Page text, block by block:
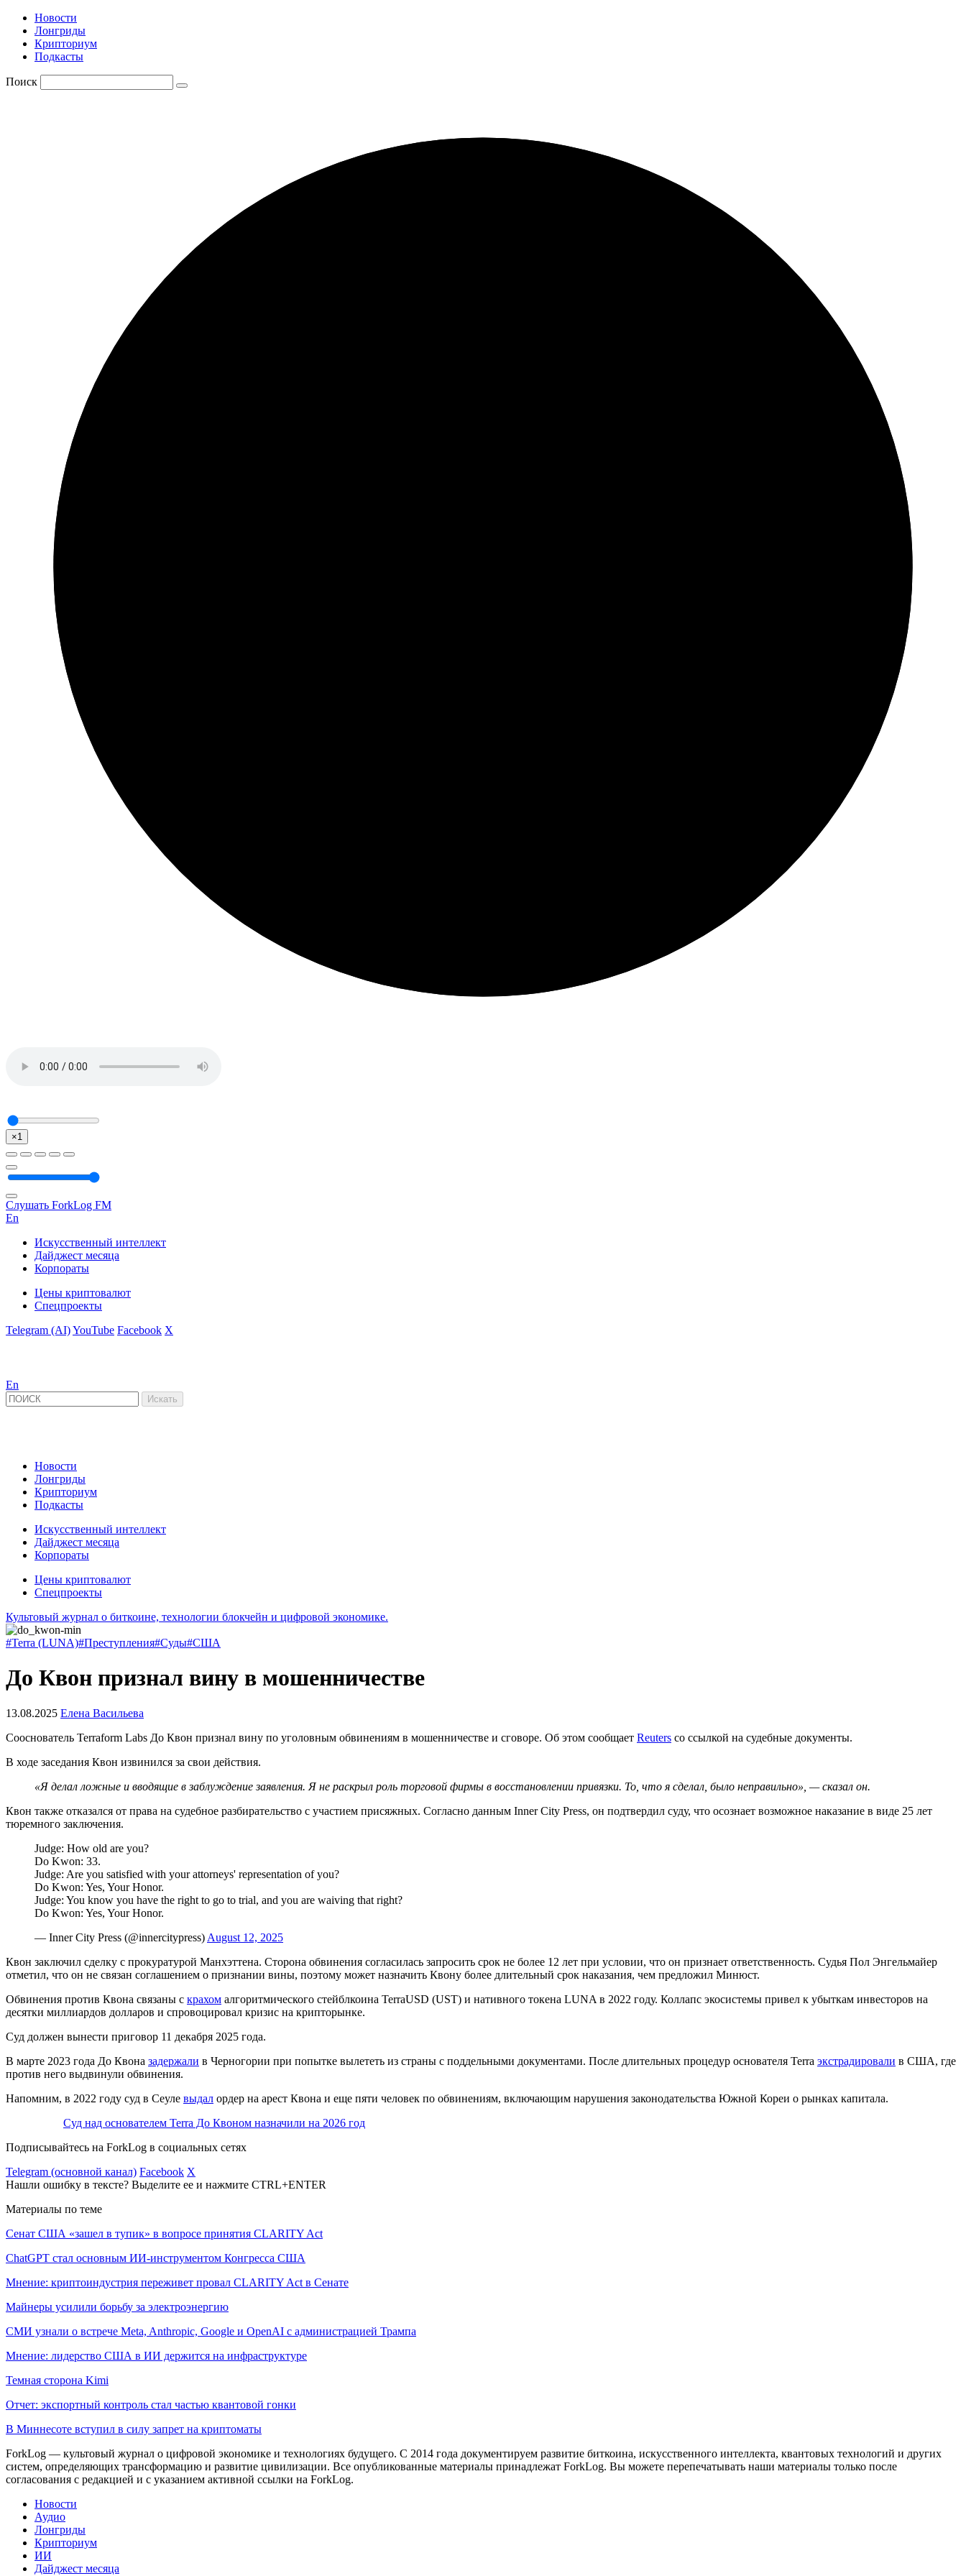
Новости
Лонгриды
Крипториум
Подкасты
Поиск
×1
Слушать ForkLog FM
En
Искусственный интеллект
Дайджест месяца
Корпораты
Цены криптовалют
Спецпроекты
Telegram (AI)YouTube Facebook X
En
Новости
Лонгриды
Крипториум
Подкасты
Искусственный интеллект
Дайджест месяца
Корпораты
Цены криптовалют
Спецпроекты
Культовый журнал о биткоине, технологии блокчейн и цифровой экономике.
#Terra (LUNA)#Преступления#Суды#США
До Квон признал вину в мошенничестве
13.08.2025 Елена Васильева
Сооснователь Terraform Labs До Квон признал вину по уголовным обвинениям в мошенничестве и сговоре. Об этом сообщает Reuters со ссылкой на судебные документы.
В ходе заседания Квон извинился за свои действия.
«Я делал ложные и вводящие в заблуждение заявления. Я не раскрыл роль торговой фирмы в восстановлении привязки. То, что я сделал, было неправильно», — сказал он.
Квон также отказался от права на судебное разбирательство с участием присяжных. Согласно данным Inner City Press, он подтвердил суду, что осознает возможное наказание в виде 25 лет
тюремного заключения.
Judge: How old are you?
Do Kwon: 33.
Judge: Are you satisfied with your attorneys' representation of you?
Do Kwon: Yes, Your Honor.
Judge: You know you have the right to go to trial, and you are waiving that right?
Do Kwon: Yes, Your Honor.
— Inner City Press (@innercitypress) August 12, 2025
Квон заключил сделку с прокуратурой Манхэттена. Сторона обвинения согласилась запросить срок не более 12 лет при условии, что он признает ответственность. Судья Пол Энгельмайер
отметил, что он не связан соглашением о признании вины, поэтому может назначить Квону более длительный срок наказания, чем предложил Минюст.
Обвинения против Квона связаны с крахом алгоритмического стейблкоина TerraUSD (UST) и нативного токена LUNA в 2022 году. Коллапс экосистемы привел к убыткам инвесторов на
десятки миллиардов долларов и спровоцировал кризис на крипторынке.
Суд должен вынести приговор 11 декабря 2025 года.
В марте 2023 года До Квона задержали в Черногории при попытке вылететь из страны с поддельными документами. После длительных процедур основателя Terra экстрадировали в США, где
против него выдвинули обвинения.
Напомним, в 2022 году суд в Сеуле выдал ордер на арест Квона и еще пяти человек по обвинениям, включающим нарушения законодательства Южной Кореи о рынках капитала.
Суд над основателем Terra До Квоном назначили на 2026 год
Подписывайтесь на ForkLog в социальных сетях
Telegram (основной канал) Facebook X
Нашли ошибку в тексте? Выделите ее и нажмите CTRL+ENTER
Материалы по теме
Сенат США «зашел в тупик» в вопросе принятия CLARITY Act
ChatGPT стал основным ИИ-инструментом Конгресса США
Мнение: криптоиндустрия переживет провал CLARITY Act в Сенате
Майнеры усилили борьбу за электроэнергию
СМИ узнали о встрече Meta, Anthropic, Google и OpenAI с администрацией Трампа
Мнение: лидерство США в ИИ держится на инфраструктуре
Темная сторона Kimi
Отчет: экспортный контроль стал частью квантовой гонки
В Миннесоте вступил в силу запрет на криптоматы
ForkLog — культовый журнал о цифровой экономике и технологиях будущего. С 2014 года документируем развитие биткоина, искусственного интеллекта, квантовых технологий и других
систем, определяющих трансформацию и развитие цивилизации. Все опубликованные материалы принадлежат ForkLog. Вы можете перепечатывать наши материалы только после
согласования с редакцией и с указанием активной ссылки на ForkLog.
Новости
Аудио
Лонгриды
Крипториум
ИИ
Дайджест месяца